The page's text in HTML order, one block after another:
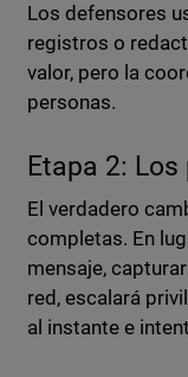
Los defensores
registros o
valor, pero la
personas.
Etapa 2:
El verdadero
completas. En
mensaje,
red, escalará
al instante e